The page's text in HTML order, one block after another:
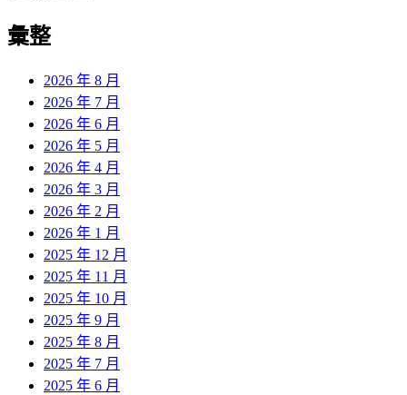
彙整
2026 年 8 月
2026 年 7 月
2026 年 6 月
2026 年 5 月
2026 年 4 月
2026 年 3 月
2026 年 2 月
2026 年 1 月
2025 年 12 月
2025 年 11 月
2025 年 10 月
2025 年 9 月
2025 年 8 月
2025 年 7 月
2025 年 6 月